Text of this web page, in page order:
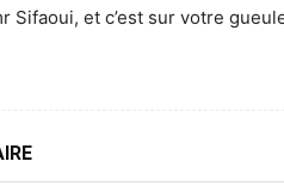
Sifaoui, et c’est sur votre